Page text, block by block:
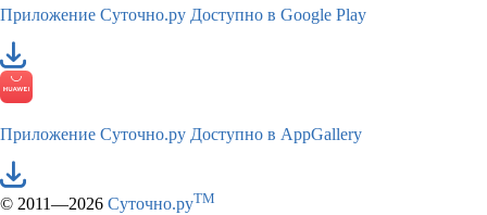
Приложение Суточно.ру Доступно в Google Play
Приложение Суточно.ру Доступно в AppGallery
© 2011—2026 Суточно.руTM